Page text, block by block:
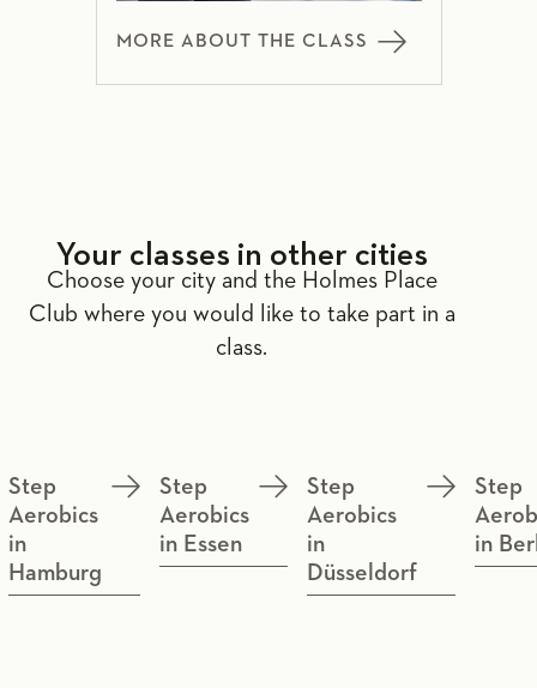
MORE ABOUT THE CLASS
Your classes in other cities
Choose your city and the Holmes Place
Club where you would like to take part in a
class.
Step
Aerobics
in
Hamburg
Step
Aerobics
in Essen
Step
Aerobics
in
Düsseldorf
Step
in